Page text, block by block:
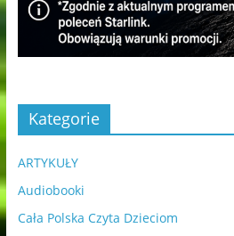
Kategorie
ARTYKUŁY
Audiobooki
Cała Polska Czyta Dzieciom